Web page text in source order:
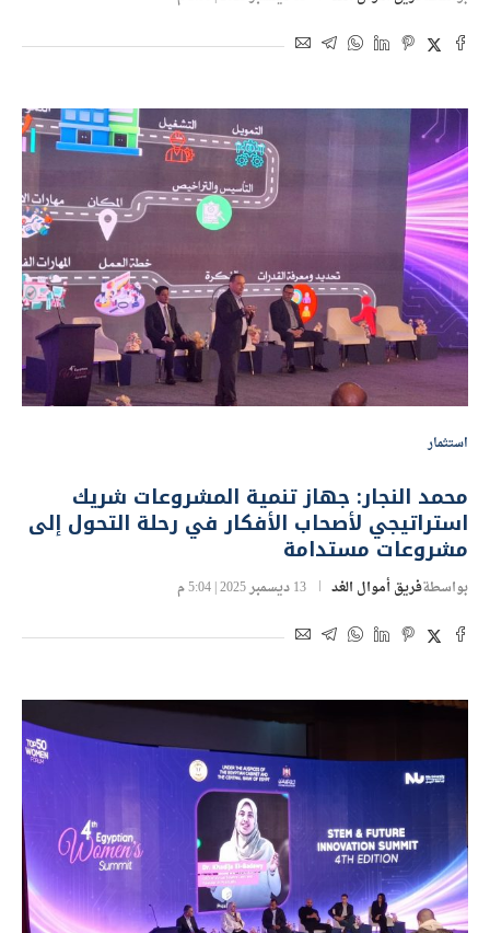
استثمار
محمد النجار: جهاز تنمية المشروعات شريك
استراتيجي لأصحاب الأفكار في رحلة التحول إلى
مشروعات مستدامة
بواسطةفريق أموال الغد 13 ديسمبر 2025 | 5:04 م